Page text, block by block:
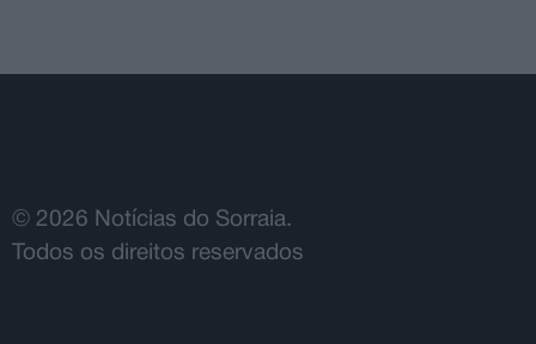
© 2026 Notícias do Sorraia.
Todos os direitos reservados